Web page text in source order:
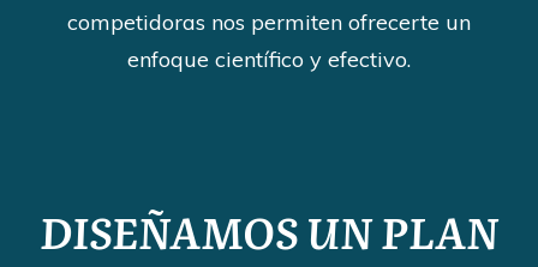
competidoras nos permiten ofrecerte un
enfoque científico y efectivo.
DISEÑAMOS UN PLAN